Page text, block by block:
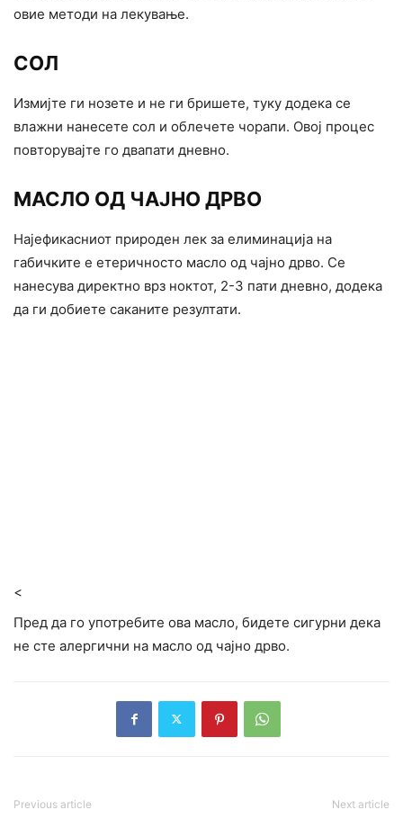
овие методи на лекување.
СОЛ
Измијте ги нозете и не ги бришете, туку додека се
влажни нанесете сол и облечете чорапи. Овој процес
повторувајте го двапати дневно.
МАСЛО ОД ЧАЈНО ДРВО
Најефикасниот природен лек за елиминација на
габичките е етеричносто масло од чајно дрво. Се
нанесува директно врз ноктот, 2-3 пати дневно, додека
да ги добиете саканите резултати.
<
Пред да го употребите ова масло, бидете сигурни дека
не сте алергични на масло од чајно дрво.
Previous article Next article